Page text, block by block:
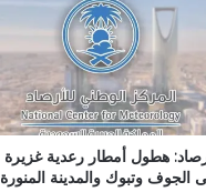
هطول أمطار رعدية غزيرة
الجوف وتبوك والمدينة المنورة